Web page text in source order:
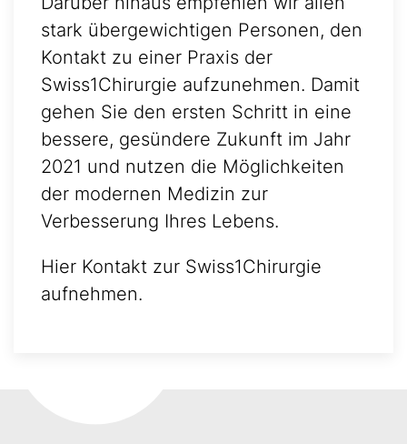
stark übergewichtigen Personen, den
Kontakt zu einer Praxis der
Swiss1Chirurgie aufzunehmen. Damit
gehen Sie den ersten Schritt in eine
bessere, gesündere Zukunft im Jahr
2021 und nutzen die Möglichkeiten
der modernen Medizin zur
Verbesserung Ihres Lebens.
Hier Kontakt zur Swiss1Chirurgie
aufnehmen.